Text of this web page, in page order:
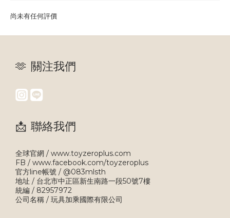
尚未有任何評價
🫶 關注我們
📩 聯絡我們
全球官網 / www.toyzeroplus.com
FB / www.facebook.com/toyzeroplus
官方line帳號 / @083mlsth
地址 / 台北市中正區新生南路一段50號7樓
統編 / 82957972
公司名稱 / 玩具加乘國際有限公司